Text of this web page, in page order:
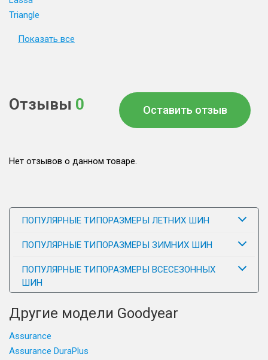
Triangle
Показать все
Отзывы 0 Оставить отзыв
Нет отзывов о данном товаре.
ПОПУЛЯРНЫЕ ТИПОРАЗМЕРЫ ЛЕТНИХ ШИН
ПОПУЛЯРНЫЕ ТИПОРАЗМЕРЫ ЗИМНИХ ШИН
ПОПУЛЯРНЫЕ ТИПОРАЗМЕРЫ ВСЕСЕЗОННЫХ
ШИН
Другие модели Goodyear
Assurance
Assurance DuraPlus